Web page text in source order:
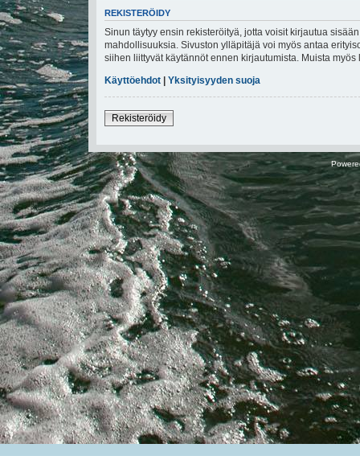
REKISTERÖIDY
Sinun täytyy ensin rekisteröityä, jotta voisit kirjautua
mahdollisuuksia. Sivuston ylläpitäjä voi myös antaa
siihen liittyvät käytännöt ennen kirjautumista. Muista
Käyttöehdot | Yksityisyyden suoja
Rekisteröidy